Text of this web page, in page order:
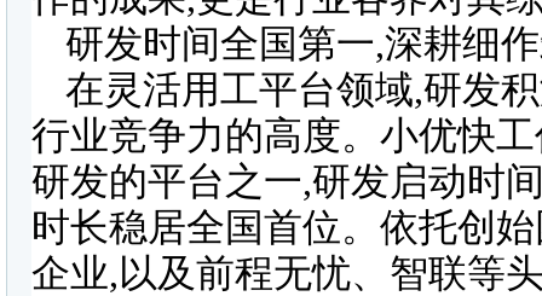
研发时间全国第一,深耕细
在灵活用工平台领域,研发
行业竞争力的高度。小优快
研发的平台之一,研发启动时
时长稳居全国首位。依托创
企业,以及前程无忧、智联等